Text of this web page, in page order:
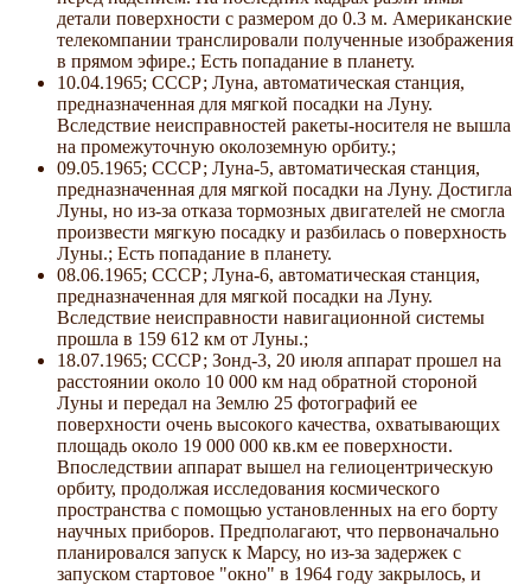
детали поверхности с размером до 0.3 м. Американские
телекомпании транслировали полученные изображения
в прямом эфире.; Есть попадание в планету.
10.04.1965; СССР; Луна, автоматическая станция,
предназначенная для мягкой посадки на Луну.
Вследствие неисправностей ракеты-носителя не вышла
на промежуточную околоземную орбиту.;
09.05.1965; СССР; Луна-5, автоматическая станция,
предназначенная для мягкой посадки на Луну. Достигла
Луны, но из-за отказа тормозных двигателей не смогла
произвести мягкую посадку и разбилась о поверхность
Луны.; Есть попадание в планету.
08.06.1965; СССР; Луна-6, автоматическая станция,
предназначенная для мягкой посадки на Луну.
Вследствие неисправности навигационной системы
прошла в 159 612 км от Луны.;
18.07.1965; СССР; Зонд-3, 20 июля аппарат прошел на
расстоянии около 10 000 км над обратной стороной
Луны и передал на Землю 25 фотографий ее
поверхности очень высокого качества, охватывающих
площадь около 19 000 000 кв.км ее поверхности.
Впоследствии аппарат вышел на гелиоцентрическую
орбиту, продолжая исследования космического
пространства с помощью установленных на его борту
научных приборов. Предполагают, что первоначально
планировался запуск к Марсу, но из-за задержек с
запуском стартовое "окно" в 1964 году закрылось, и